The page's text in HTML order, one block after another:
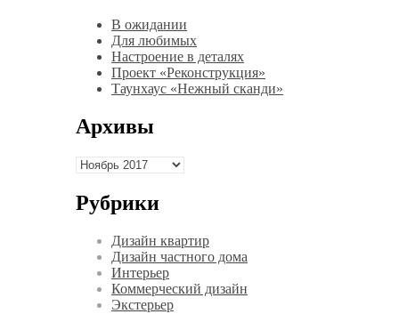
В ожидании
Для любимых
Настроение в деталях
Проект «Реконструкция»
Таунхаус «Нежный сканди»
Архивы
Архивы
Рубрики
Дизайн квартир
Дизайн частного дома
Интерьер
Коммерческий дизайн
Экстерьер